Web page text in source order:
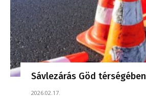
Sávlezárás Göd térségében
2026.02.17.